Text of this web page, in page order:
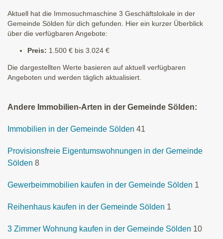
Aktuell hat die Immosuchmaschine 3 Geschäftslokale in der
Gemeinde Sölden für dich gefunden. Hier ein kurzer Überblick
über die verfügbaren Angebote:
Preis: 1.500 € bis 3.024 €
Die dargestellten Werte basieren auf aktuell verfügbaren
Angeboten und werden täglich aktualisiert.
Andere Immobilien-Arten in der Gemeinde Sölden:
Immobilien in der Gemeinde Sölden 41
Provisionsfreie Eigentumswohnungen in der Gemeinde
Sölden 8
Gewerbeimmobilien kaufen in der Gemeinde Sölden 1
Reihenhaus kaufen in der Gemeinde Sölden 1
3 Zimmer Wohnung kaufen in der Gemeinde Sölden 10